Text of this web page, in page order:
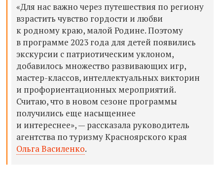
«Для нас важно через путешествия по региону
взрастить чувство гордости и любви
к родному краю, малой Родине. Поэтому
в программе 2023 года для детей появились
экскурсии с патриотическим уклоном,
добавилось множество развивающих игр,
мастер-классов, интеллектуальных викторин
и профориентационных мероприятий.
Считаю, что в новом сезоне программы
получились еще насыщеннее
и интереснее», — рассказала руководитель
агентства по туризму Красноярского края
Ольга Василенко.